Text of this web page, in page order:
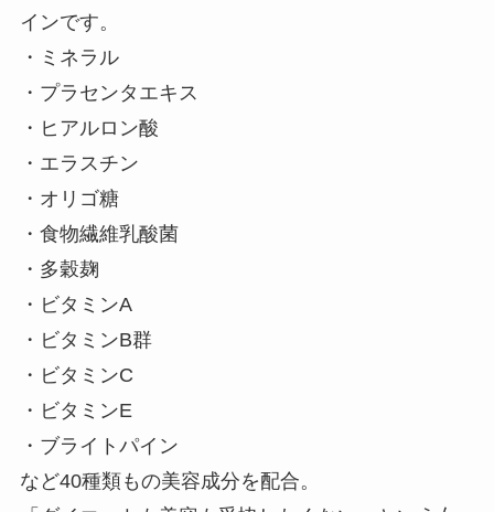
インです。
・ミネラル
・プラセンタエキス
・ヒアルロン酸
・エラスチン
・オリゴ糖
・食物繊維乳酸菌
・多穀麹
・ビタミンA
・ビタミンB群
・ビタミンC
・ビタミンE
・ブライトパイン
など40種類もの美容成分を配合。